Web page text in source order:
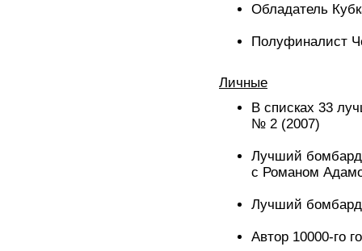
Обладатель
Полуфиналист
Личные
В списках 33
№ 2 (2007)
Лучший
с Романом
Лучший
Автор 10000-го